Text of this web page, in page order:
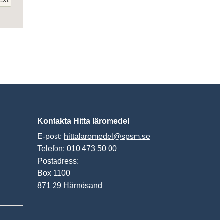
Kontakta Hitta läromedel
E-post: hittalaromedel@spsm.se
Telefon: 010 473 50 00
Postadress:
Box 1100
871 29 Härnösand